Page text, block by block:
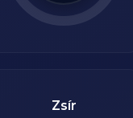
Zsír